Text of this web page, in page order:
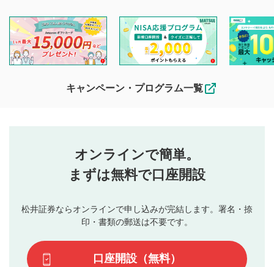
投稿するボタン
星で評価をすると投稿できます。（お名前とコメント
3
動画の評価
です）
を目的として、各動画コンテンツに、評価およびコメントの
投稿ができます。利用者は以下の注意事項をご理解のうえ、
閲覧および投稿を行うものとしてください。
他の利用者が動画を視聴される際の参考になるコメントをお
待ちしております。
なお、投稿をもって、本注意事項に同意されたものとみなし
行ってください。
当社は、利用者同士、もしくは利用者と第三者間のトラ
ブルによって生じた損害に対して一切の責任を負いませ
評価およびコメントは当社にて審査のうえ、掲載となり
ます。掲載されるまでに日数がかかる場合や掲載されない
てはお答えできません。各動画コンテンツへの掲載をもっ
て結果のご連絡といたします。ご了承ください。
キャンペーン・プログラム一覧
オンラインで簡単。
まずは無料で口座開設
松井証券ならオンラインで申し込みが完結します。署名・捺
印・書類の郵送は不要です。
口座開設（無料）